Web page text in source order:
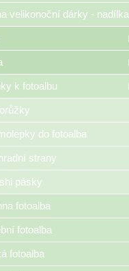
velikonoční dárky - nadílka
k fotoalbu
do fotoalba
strany
pásky
fotoalba
fotoalba
fotoalba